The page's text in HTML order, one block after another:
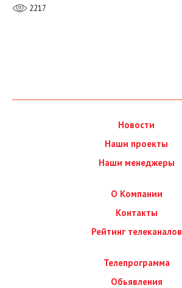
2217
Новости
Наши проекты
Наши менеджеры
О Компании
Контакты
Рейтинг телеканалов
Телепрограмма
Обьявления